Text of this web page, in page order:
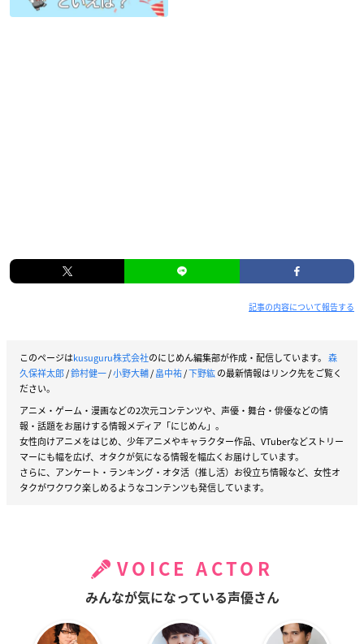
記事の内容について報告する
このページはkusuguru株式会社のにじめん編集部が作成・配信しています。 森
久保祥太郎/鈴村健一/小野大輔/畠中祐/下野紘の最新情報はリンク先をご覧く
ださい。
アニメ・ゲーム・漫画などの2次元コンテンツや、声優・舞台・俳優などの情
報・話題をお届けする情報メディア「にじめん」。
女性向けアニメをはじめ、少年アニメやキャラクター作品、VTuberなどストリー
マーにも幅を広げ、オタクが気になる情報を幅広くお届けしています。
さらに、アンケート・ランキング・オタ活（推し活）お役立ち情報など、女性オ
タクがワクワク楽しめるようなコンテンツも発信しています。
VOICE ACTOR
みんなが気になっている声優さん